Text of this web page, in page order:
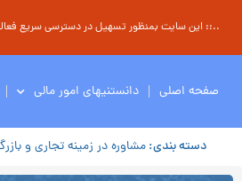
..:: این سایت بمنظور تسهیل در دسترسی سریع
صفحه اصلی دانستنیهای امور مالی
دسته بندی:مشاوره در زمینه تجاری و